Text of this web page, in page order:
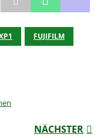
FUJIFILM
NÄCHSTER